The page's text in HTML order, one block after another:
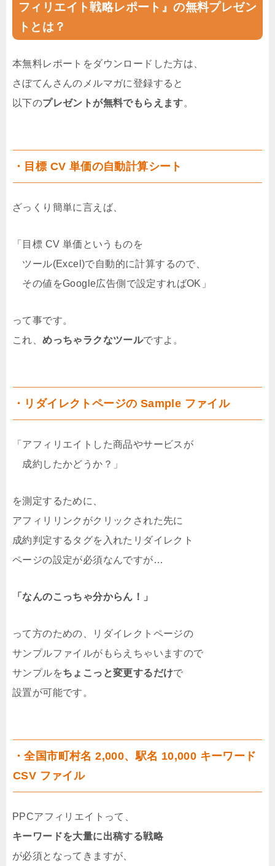
フィリエイト戦略レポート』の無料プレゼン
トとは？
本無料レポートをダウンロードした方は、
さぼてんさんのメルマガに登録すると
以下のプレゼントが無料でもらえます。
・目標 CV 単価の自動計算シート
ざっくり簡単に言えば、
「目標 CV 単価というものを
ツール(Excel)で自動的に計算するので、
その値をGoogle広告側で設定すればOK」
って事です。
これ、めっちゃラクなツールですよ。
・リダイレクトページの Sample ファイル
「アフィリエイトした商品やサービスが
成約したかどうか？」
を測定するために、
アフィリリンクがクリックされた先に
成約判定するタグを入れたリダイレクト
ページの設定が必須なんですが…
「なんのこっちゃ分からん！」
って方のための、リダイレクトページの
サンプルファイルがもらえちゃいますので
サンプルをちょこっと変更するだけで
設置が可能です。
・全国市町村名 2,000、駅名 10,000 キーワード
CSV ファイル
PPCアフィリエイトって、
キーワードを大量に出稿する戦略
が必須となってきますが、